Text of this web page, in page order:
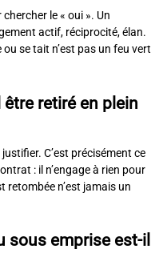
le « oui ». Un
actif, réciprocité, élan.
se tait n’est pas un feu vert
retiré en plein
C’est précisément ce
: il n’engage à rien pour
retombée n’est jamais un
sous emprise est-il